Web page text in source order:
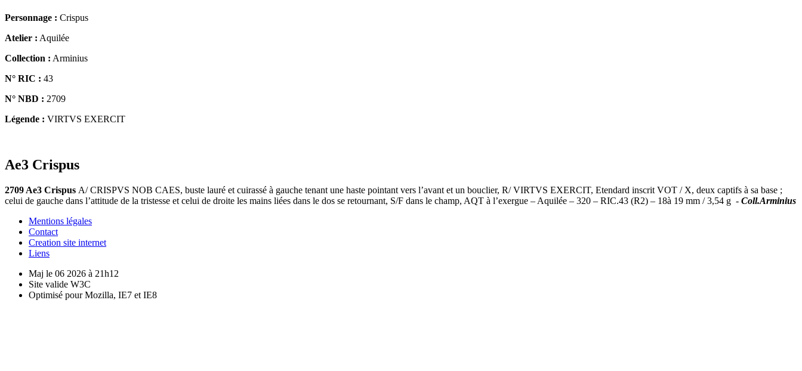
Personnage : Crispus
Atelier : Aquilée
Collection : Arminius
N° RIC : 43
N° NBD : 2709
Légende : VIRTVS EXERCIT
Ae3 Crispus
2709 Ae3 Crispus A/ CRISPVS NOB CAES, buste lauré et cuirassé à gauche tenant une haste pointant vers l’avant et un bouclier, R/ VIRTVS EXERCIT, Etendard inscrit VOT / X, deux captifs à sa base ;
celui de gauche dans l’attitude de la tristesse et celui de droite les mains liées dans le dos se retournant, S/F dans le champ, AQT à l’exergue – Aquilée – 320 – RIC.43 (R2) – 18à 19 mm / 3,54 g - Coll.Arminius
Mentions légales
Contact
Creation site internet
Liens
Maj le 06 2026 à 21h12
Site valide W3C
Optimisé pour Mozilla, IE7 et IE8